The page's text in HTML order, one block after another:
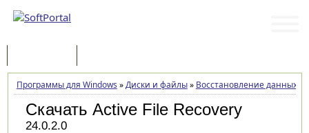
Программы для Windows »Диски и файлы» Восстановление данных
Скачать Active File Recovery
24.0.2.0